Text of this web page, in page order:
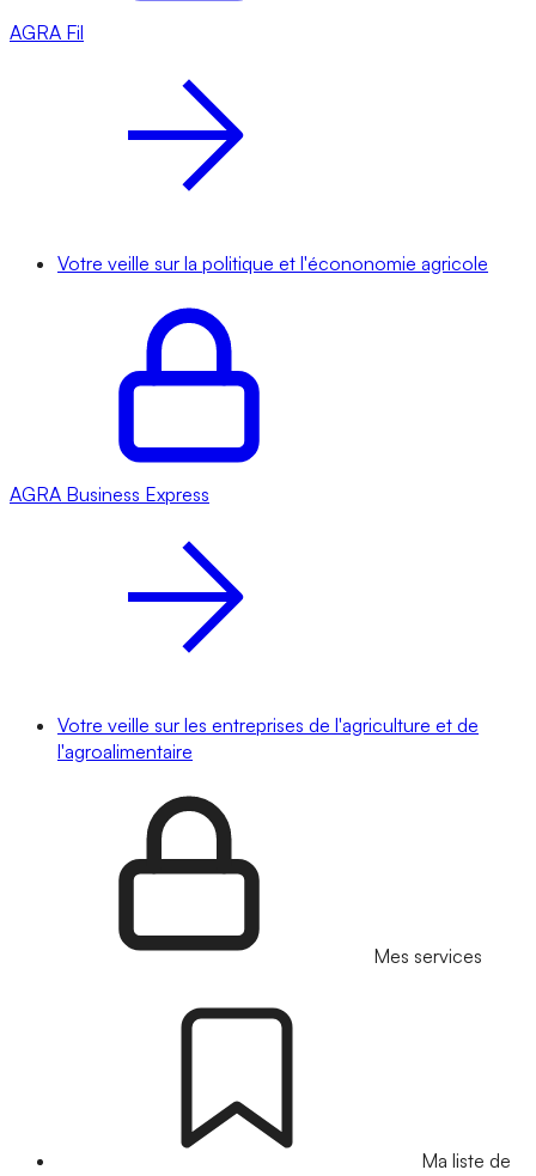
AGRA Fil
Votre veille sur la politique et l'écononomie agricole
AGRA Business Express
Votre veille sur les entreprises de l'agriculture et de
l'agroalimentaire
Mes services
Ma liste de